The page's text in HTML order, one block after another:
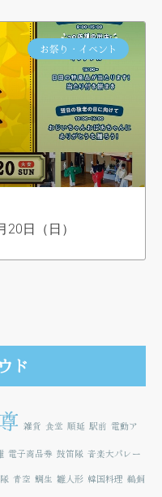
お祭り・イベント
日（日）
ド
雑貨 食堂 順延 駅前 電動ア
電子商品券 鼓笛隊 音楽大パレー
青空 鯛生 雛人形 韓国料理 鵜飼